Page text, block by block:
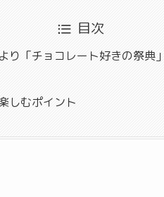
目次
り「チョコレート好きの祭典」
しむポイント